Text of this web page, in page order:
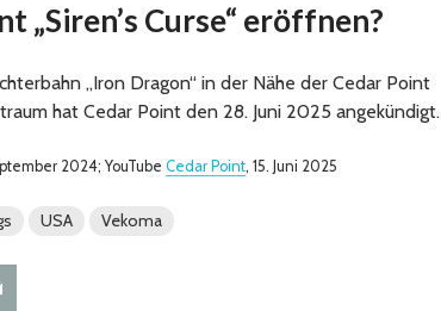
„Siren’s Curse“ eröffnen?
„Iron Dragon“ in der Nähe der Cedar Point
hat Cedar Point den 28. Juni 2025 angekündigt.
2024; YouTube Cedar Point, 15. Juni 2025
USA Vekoma